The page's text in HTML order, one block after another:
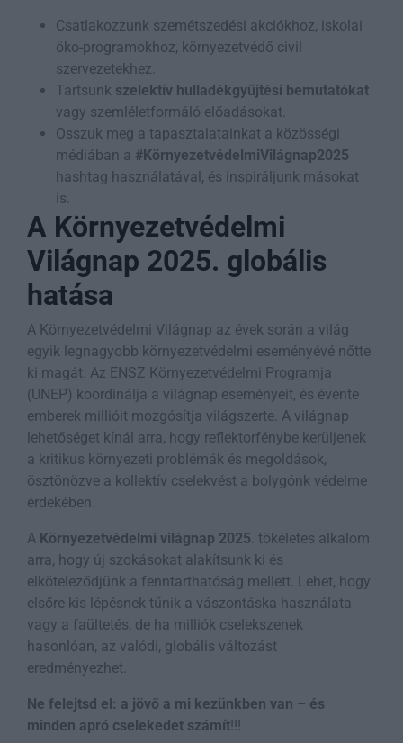
Csatlakozzunk szemétszedési akciókhoz, iskolai
öko-programokhoz, környezetvédő civil
szervezetekhez.
Tartsunk szelektív hulladékgyűjtési bemutatókat
vagy szemléletformáló előadásokat.
Osszuk meg a tapasztalatainkat a közösségi
médiában a #KörnyezetvédelmiVilágnap2025
hashtag használatával, és inspiráljunk másokat
is.
A Környezetvédelmi
Világnap 2025. globális
hatása
A Környezetvédelmi Világnap az évek során a világ
egyik legnagyobb környezetvédelmi eseményévé nőtte
ki magát. Az ENSZ Környezetvédelmi Programja
(UNEP) koordinálja a világnap eseményeit, és évente
emberek millióit mozgósítja világszerte. A világnap
lehetőséget kínál arra, hogy reflektorfénybe kerüljenek
a kritikus környezeti problémák és megoldások,
ösztönözve a kollektív cselekvést a bolygónk védelme
érdekében.
A Környezetvédelmi világnap 2025. tökéletes alkalom
arra, hogy új szokásokat alakítsunk ki és
elköteleződjünk a fenntarthatóság mellett. Lehet, hogy
elsőre kis lépésnek tűnik a vászontáska használata
vagy a faültetés, de ha milliók cselekszenek
hasonlóan, az valódi, globális változást
eredményezhet.
Ne felejtsd el: a jövő a mi kezünkben van – és
minden apró cselekedet számít!!!